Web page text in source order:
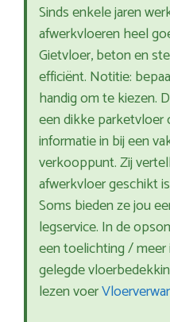
Sinds enkele jaren
afwerkvloeren heel
Gietvloer, beton en
efficiënt. Notitie:
handig om te kiezen.
een dikke
informatie in bij een
verkooppunt. Zij
afwerkvloer geschikt
Soms bieden ze jou
legservice. In de
een toelichting /
gelegde
lezen voer